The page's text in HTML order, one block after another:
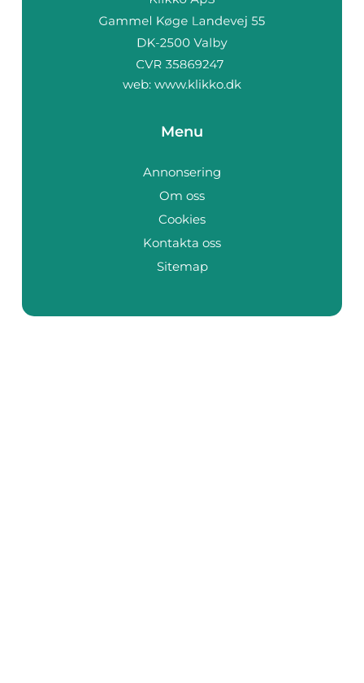
web: www.klikko.dk
Menu
Annonsering
Om oss
Cookies
Kontakta oss
Sitemap